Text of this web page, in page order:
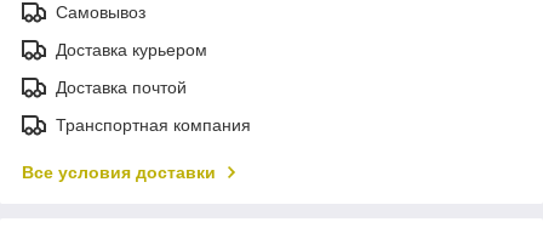
Самовывоз
Доставка курьером
Доставка почтой
Транспортная компания
Все условия доставки